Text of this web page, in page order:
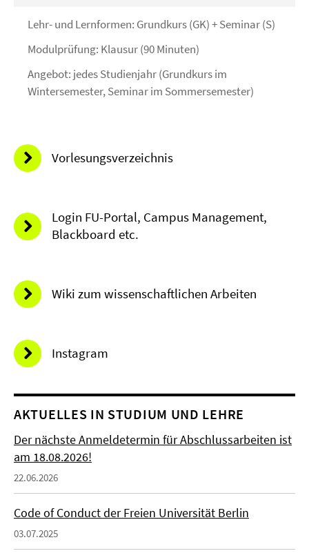
Lehr- und Lernformen: Grundkurs (GK) + Seminar (S)
Modulprüfung: Klausur (90 Minuten)
Angebot: jedes Studienjahr (Grundkurs im
Wintersemester, Seminar im Sommersemester)
Vorlesungsverzeichnis
Login FU-Portal, Campus Management,
Blackboard etc.
Wiki zum wissenschaftlichen Arbeiten
Instagram
AKTUELLES IN STUDIUM UND LEHRE
Der nächste Anmeldetermin für Abschlussarbeiten ist
am 18.08.2026!
22.06.2026
Code of Conduct der Freien Universität Berlin
03.07.2025